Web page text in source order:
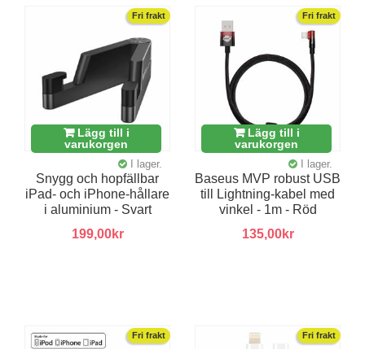
Fri frakt
Lägg till i
varukorgen
I lager.
Snygg och hopfällbar
iPad- och iPhone-hållare
i aluminium - Svart
199,00kr
Fri frakt
Lägg till i
varukorgen
I lager.
Baseus MVP robust USB
till Lightning-kabel med
vinkel - 1m - Röd
135,00kr
Fri frakt Fri frakt